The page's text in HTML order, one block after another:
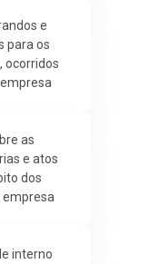
e
para os
ocorridos
as
e atos
dos
empresa
interno